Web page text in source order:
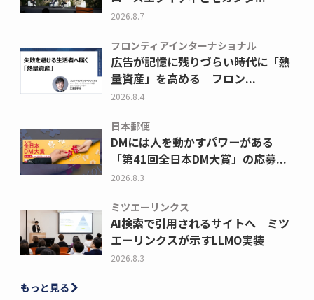
2026.8.7
フロンティアインターナショナル
広告が記憶に残りづらい時代に「熱
量資産」を高める フロン...
2026.8.4
日本郵便
DMには人を動かすパワーがある
「第41回全日本DM大賞」の応募...
2026.8.3
ミツエーリンクス
AI検索で引用されるサイトへ ミツ
エーリンクスが示すLLMO実装
2026.8.3
もっと見る